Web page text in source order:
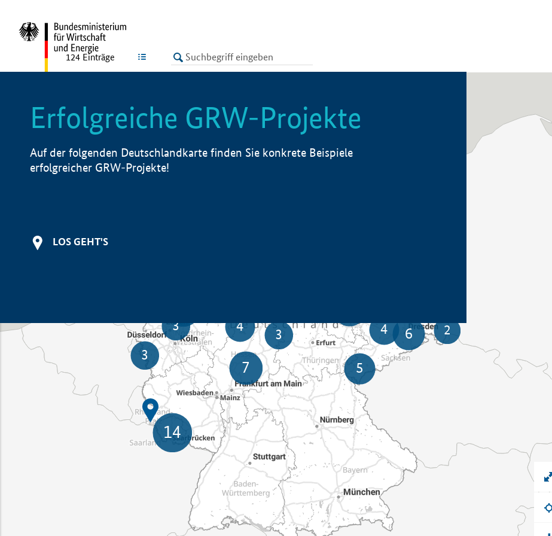
LISTE
124 Einträge
Erfolgreiche GRW-Projekte
Auf der folgenden Deutschlandkarte finden Sie konkrete Beispiele
erfolgreicher GRW-Projekte!
LOS GEHT'S